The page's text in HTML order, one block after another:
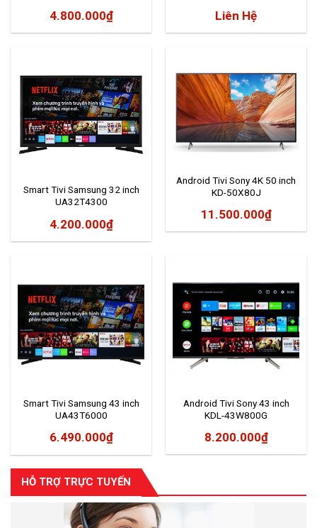
HỖ TRỢ TRỰC TUYẾN
4.800.000₫ Liên Hệ
Smart Tivi Samsung 32 inch
UA32T4300
4.200.000₫
Android Tivi Sony 4K 50 inch
KD-50X80J
11.500.000₫
Smart Tivi Samsung 43 inch
UA43T6000
6.490.000₫
Android Tivi Sony 43 inch
KDL-43W800G
8.200.000₫